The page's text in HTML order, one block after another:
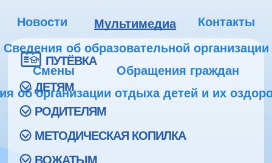
Новости Мультимедиа
Контакты
Сведения об образовательной организации
Смены
Обращения граждан
об организации отдыха детей и их
ПУТЁВКА
ДЕТЯМ
РОДИТЕЛЯМ
МЕТОДИЧЕСКАЯ КОПИЛКА
ВОЖАТЫМ